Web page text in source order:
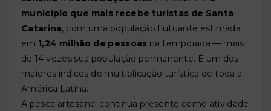
município que mais recebe turistas de Santa
Catarina, com uma população flutuante estimada
em 1,24 milhão de pessoas na temporada — mais
de 14 vezes sua população permanente. É um dos
maiores índices de multiplicação turística de toda a
América Latina.
A pesca artesanal continua presente como atividade